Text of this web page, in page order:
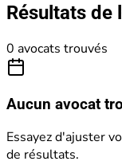
Résultats de
0 avocats trouvés
Aucun avocat
Essayez d'ajuster
de résultats.